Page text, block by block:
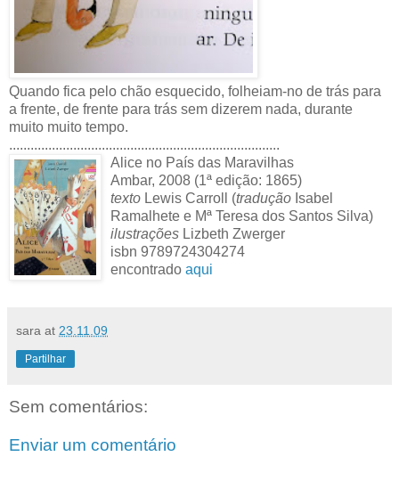
Quando fica pelo chão esquecido, folheiam-no de trás para
a frente, de frente para trás sem dizerem nada, durante
muito muito tempo.
............................................................................
Alice no País das Maravilhas
Ambar, 2008 (1ª edição: 1865)
texto Lewis Carroll (tradução Isabel
Ramalhete e Mª Teresa dos Santos Silva)
ilustrações Lizbeth Zwerger
isbn 9789724304274
encontrado aqui
sara at 23.11.09
Partilhar
Sem comentários:
Enviar um comentário